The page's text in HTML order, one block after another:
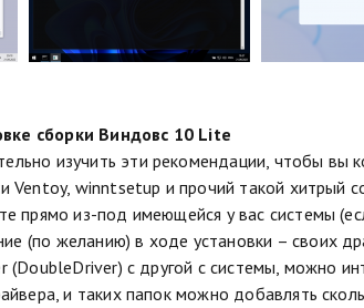
сборки Виндовс 10 Lite
изучить эти рекомендации, чтобы вы
Ventoy, winntsetup и прочий такой
прямо из-под имеющейся у вас системы
(по желанию) в ходе установки – своих
(DoubleDriver) с другой с системы, можно
и таких папок можно добавлять